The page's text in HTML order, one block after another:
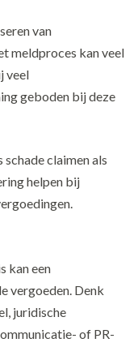
van
meldproces kan veel
veel
geboden bij deze
claimen als
helpen bij
kan een
vergoeden. Denk
juridische
of PR-